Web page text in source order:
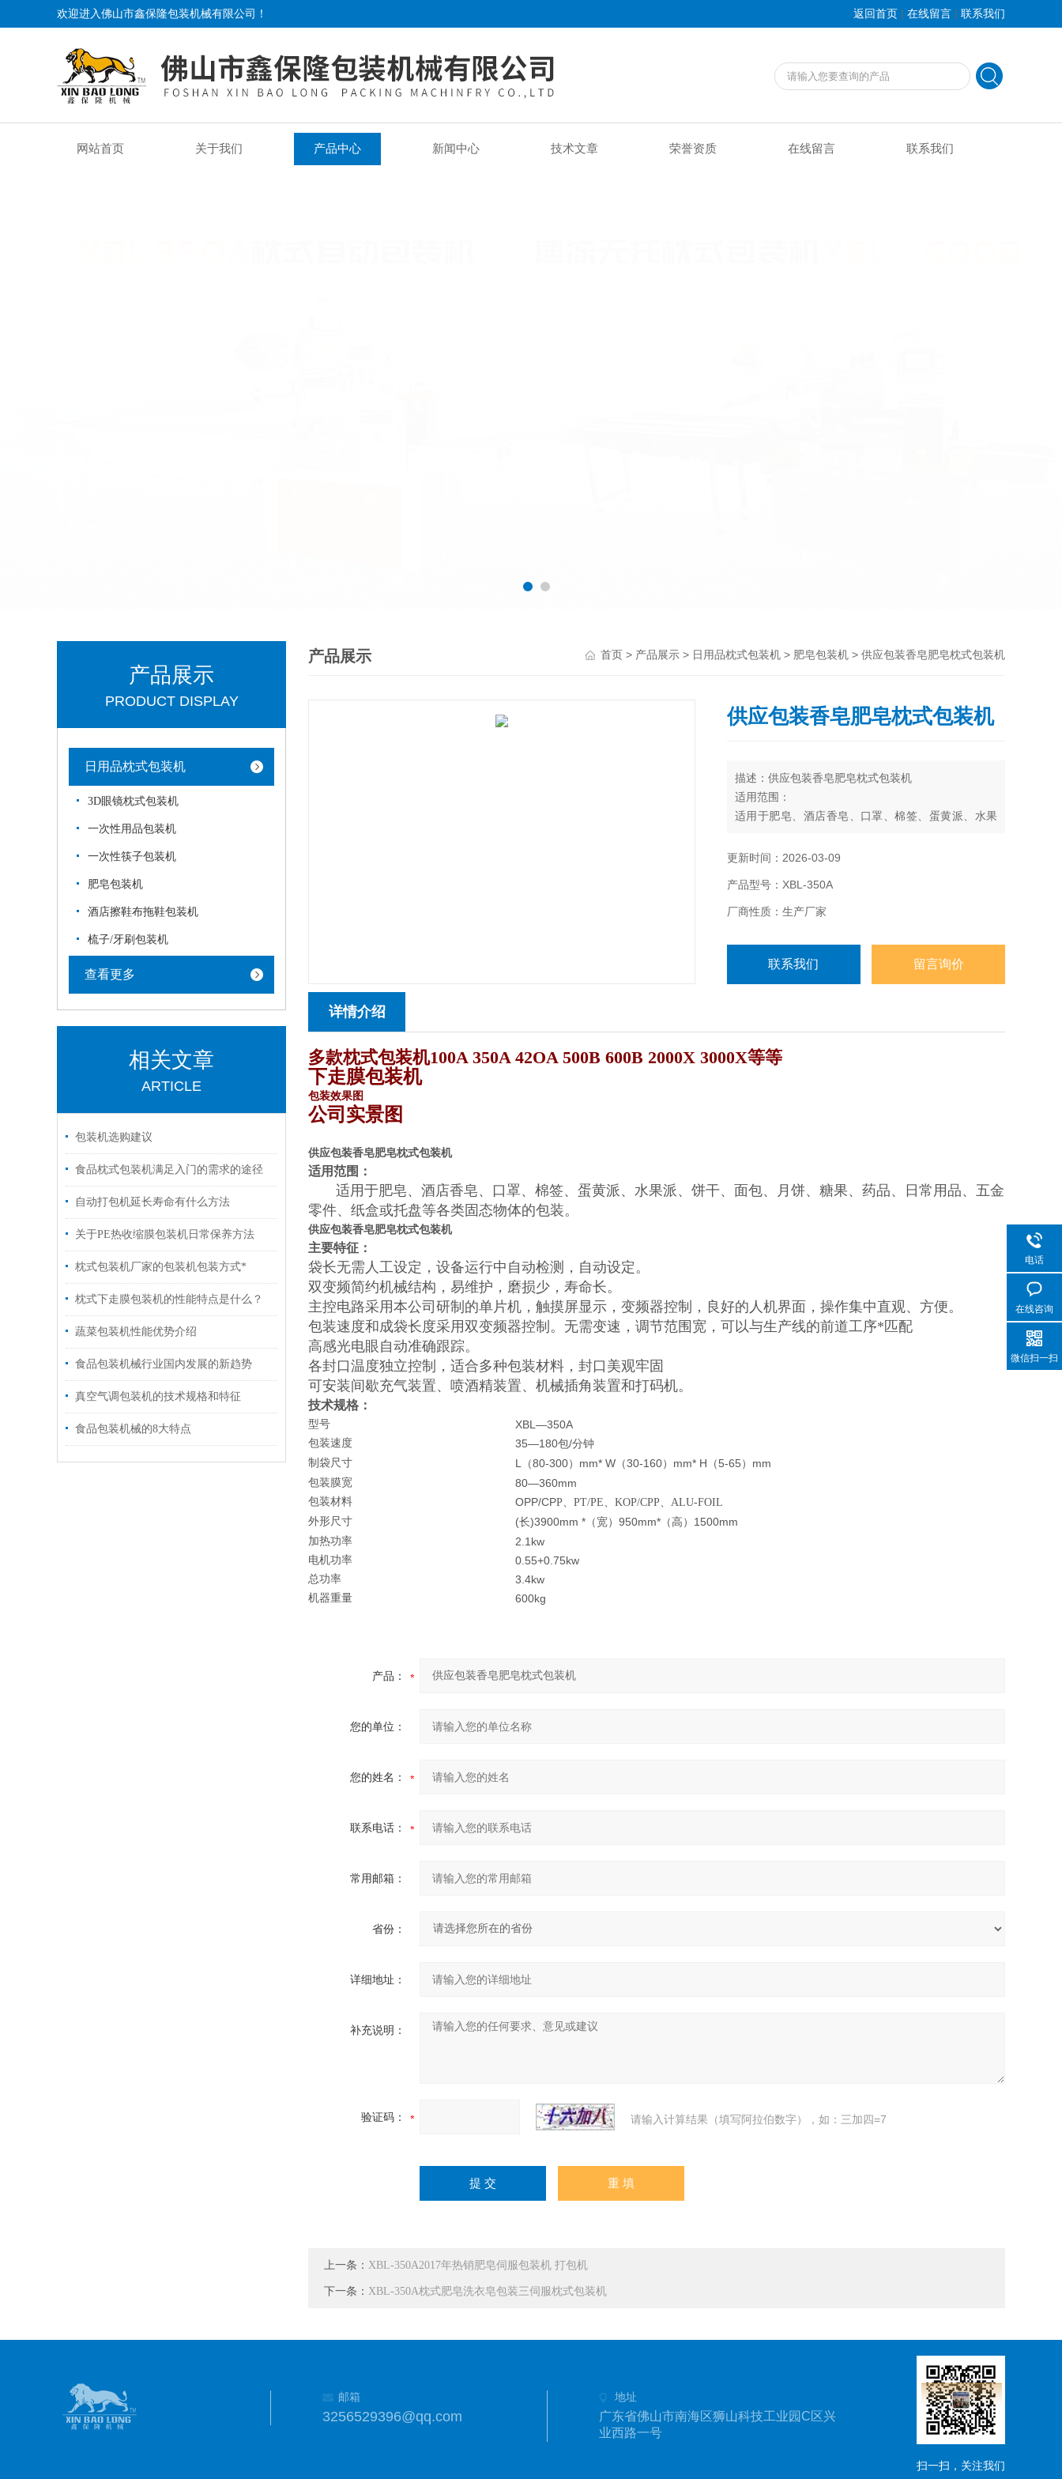
欢迎进入佛山市鑫保隆包装机械有限公司！ 返回首页 | 在线留言 | 联系我们
网站首页 关于我们 产品中心 新闻中心 技术文章 荣誉资质 在线留言 联系我们
产品展示
PRODUCT DISPLAY
日用品枕式包装机
3D眼镜枕式包装机
一次性用品包装机
一次性筷子包装机
肥皂包装机
酒店擦鞋布拖鞋包装机
梳子/牙刷包装机
查看更多
相关文章
ARTICLE
包装机选购建议
食品枕式包装机满足入门的需求的途径
自动打包机延长寿命有什么方法
关于PE热收缩膜包装机日常保养方法
枕式包装机厂家的包装机包装方式*
枕式下走膜包装机的性能特点是什么？
蔬菜包装机性能优势介绍
食品包装机械行业国内发展的新趋势
真空气调包装机的技术规格和特征
食品包装机械的8大特点
产品展示 首页 > 产品展示 > 日用品枕式包装机 > 肥皂包装机 > 供应包装香皂肥皂枕式包装机
供应包装香皂肥皂枕式包装机
描述：供应包装香皂肥皂枕式包装机
适用范围：
适用于肥皂、酒店香皂、口罩、棉签、蛋黄派、水果
金零件、纸盒或托盘等各类固态物体的包装。
更新时间：2026-03-09
产品型号：XBL-350A
厂商性质：生产厂家
联系我们 留言询价
详情介绍
多款枕式包装机100A 350A 42OA 500B 600B 2000X 3000X等等
下走膜包装机
包装效果图
公司实景图
供应包装香皂肥皂枕式包装机
适用范围：
适用于肥皂、酒店香皂、口罩、棉签、蛋黄派、水果派、饼干、面包、月饼、糖果、药品、日常用品、五金
零件、纸盒或托盘等各类固态物体的包装。
供应包装香皂肥皂枕式包装机
主要特征：
袋长无需人工设定，设备运行中自动检测，自动设定。
双变频简约机械结构，易维护，磨损少，寿命长。
主控电路采用本公司研制的单片机，触摸屏显示，变频器控制，良好的人机界面，操作集中直观、方便。
包装速度和成袋长度采用双变频器控制。无需变速，调节范围宽，可以与生产线的前道工序*匹配
高感光电眼自动准确跟踪。
各封口温度独立控制，适合多种包装材料，封口美观牢固
可安装间歇充气装置、喷酒精装置、机械插角装置和打码机。
技术规格：
型号 XBL—350A
包装速度 35—180包/分钟
制袋尺寸
L （80-300） mm* W （30-160） mm* H （5-65 ） mm
包装膜宽 80—360mm
包装材料 OPP/CPP、PT/PE、KOP/CPP、ALU-FOIL
外形尺寸
(长)3900mm * （宽） 950mm* （高） 1500mm
加热功率 2.1kw
电机功率 0.55+0.75kw
总功率 3.4kw
机器重量 600kg
产品：
您的单位：
您的姓名：
联系电话：
常用邮箱：
省份：
详细地址：
补充说明：
验证码： 请输入计算结果（填写阿拉伯数字），如：三加四=7
上一条： XBL-350A2017年热销肥皂伺服包装机 打包机
下一条： XBL-350A枕式肥皂洗衣皂包装三伺服枕式包装机
邮箱
3256529396@qq.com
地址
广东省佛山市南海区狮山科技工业园C区兴
业西路一号
扫一扫，关注我们
电话
在线咨询
微信扫一扫